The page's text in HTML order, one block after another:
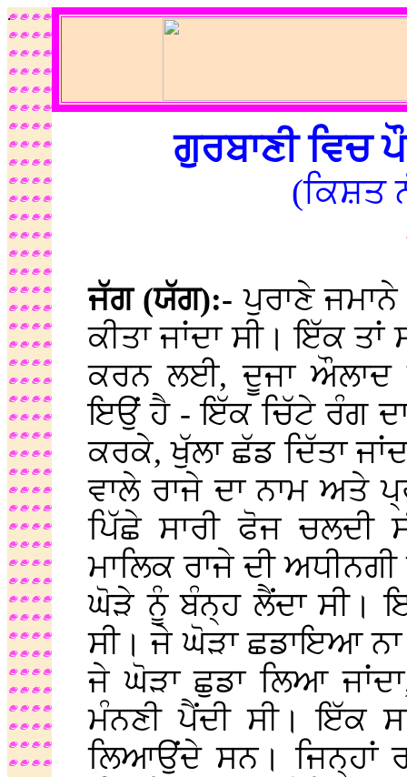
.
ਗੁਰਬਾਣੀ ਵਿਚ
(ਕਿਸ਼ਤ
ਜੱਗ (ਯੱਗ):-ਪੁਰਾਣੇ
ਕੀਤਾ ਜਾਂਦਾ ਸੀ। ਇੱਕ
ਕਰਨ ਲਈ, ਦੂਜਾ ਔਲਾਦ
ਇਉਂ ਹੈ - ਇੱਕ ਚਿੱਟੇ ਰੰਗ
ਕਰਕੇ, ਖੁੱਲਾ ਛੱਡ ਦਿੱਤਾ
ਵਾਲੇ ਰਾਜੇ ਦਾ ਨਾਮ ਅਤੇ
ਪਿੱਛੇ ਸਾਰੀ ਫੋਜ ਚਲਦੀ
ਮਾਲਿਕ ਰਾਜੇ ਦੀ
ਘੋੜੇ ਨੂੰ ਬੰਨ੍ਹ ਲੈਂਦਾ ਸੀ।
ਸੀ। ਜੇ ਘੋੜਾ ਛਡਾਇਆ ਨਾ
ਜੇ ਘੋੜਾ ਛੁਡਾ ਲਿਆ
ਮੰਨਣੀ ਪੈਂਦੀ ਸੀ। ਇੱਕ
ਲਿਆਉਂਦੇ ਸਨ। ਜਿਨ੍ਹਾਂ